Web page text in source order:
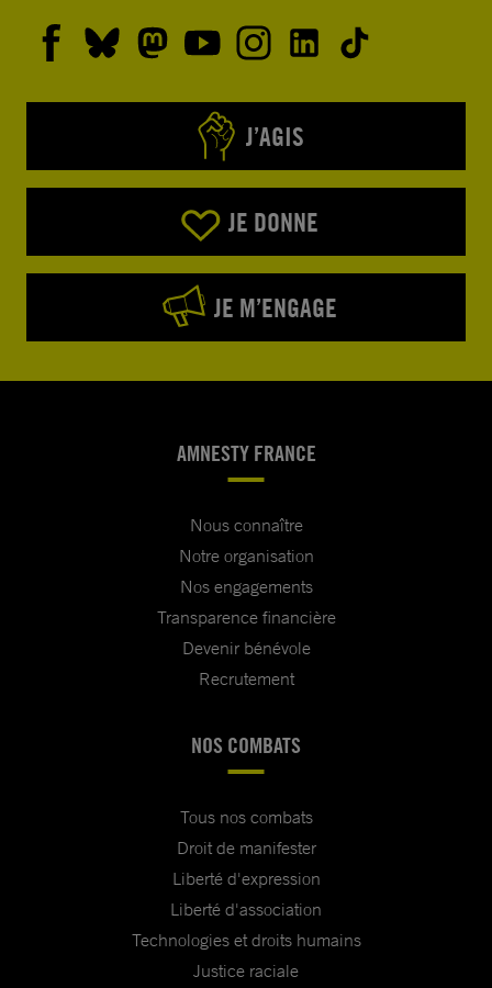
J’AGIS
JE DONNE
JE M’ENGAGE
AMNESTY FRANCE
Nous connaître
Notre organisation
Nos engagements
Transparence financière
Devenir bénévole
Recrutement
NOS COMBATS
Tous nos combats
Droit de manifester
Liberté d'expression
Liberté d'association
Technologies et droits humains
Justice raciale